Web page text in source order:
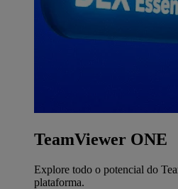
TeamViewer ONE
Explore todo o potencial do
plataforma.